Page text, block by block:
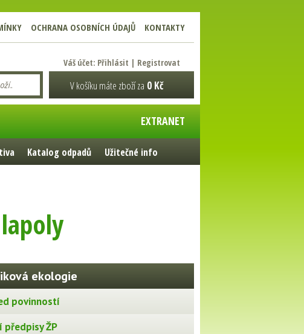
OCHRANA OSOBNÍCH ÚDAJŮ KONTAKTY
Váš účet: Přihlásit | Registrovat
V košíku máte zboží za 0 Kč
EXTRANET
Katalog odpadů Užitečné info
ekologie
povinností
předpisy ŽP